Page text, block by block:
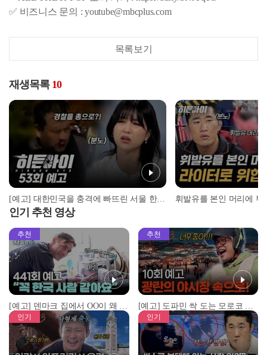
✅ 비즈니스 문의 : youtube@mbcplus.com
목록보기
재생목록 10
[예고] 대한민국을 충격에 빠뜨린 서울 한복판에서의 총격전
인기 추천 영상
추천
[예고] 덴마크 집에서 OO이 왜 나와...? 이상할 정도로 한국을 사랑하는 우리 형을 제보합니다!
추천
[예고] 도파민 싹 도는 모로코 야시장 투어!
인기 인기